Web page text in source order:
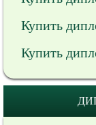
Купить
Купить